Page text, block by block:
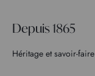
Depuis 1865
Héritage et savoir-faire